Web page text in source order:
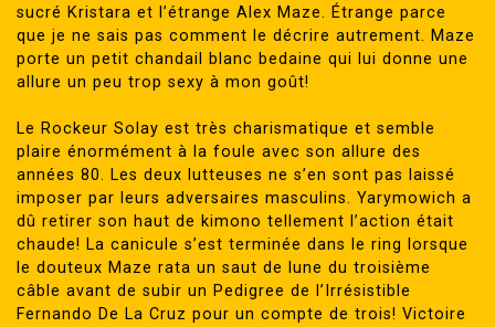
sucré Kristara et l’étrange Alex Maze. Étrange parce
que je ne sais pas comment le décrire autrement. Maze
porte un petit chandail blanc bedaine qui lui donne une
allure un peu trop sexy à mon goût!
Le Rockeur Solay est très charismatique et semble
plaire énormément à la foule avec son allure des
années 80. Les deux lutteuses ne s’en sont pas laissé
imposer par leurs adversaires masculins. Yarymowich a
dû retirer son haut de kimono tellement l’action était
chaude! La canicule s’est terminée dans le ring lorsque
le douteux Maze rata un saut de lune du troisième
câble avant de subir un Pedigree de l’Irrésistible
Fernando De La Cruz pour un compte de trois! Victoire